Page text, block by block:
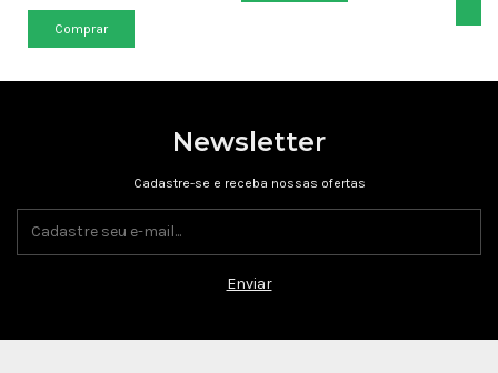
Comprar
Newsletter
Cadastre-se e receba nossas ofertas